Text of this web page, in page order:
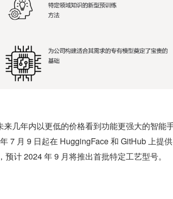
几年内以更低的价格看到功能更强大的智能
7 月 9 日起在 HuggingFace 和 GitHub 上提供
计 2024 年 9 月将推出首批特定工艺型号。